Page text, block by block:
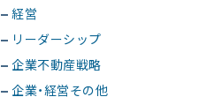
経営
リーダーシップ
企業不動産戦略
企業・経営その他